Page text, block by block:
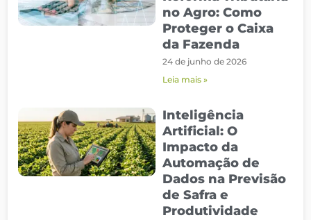
no Agro: Como
Proteger o Caixa
da Fazenda
24 de junho de 2026
Leia mais »
Inteligência
Artificial: O
Impacto da
Automação de
Dados na Previsão
de Safra e
Produtividade